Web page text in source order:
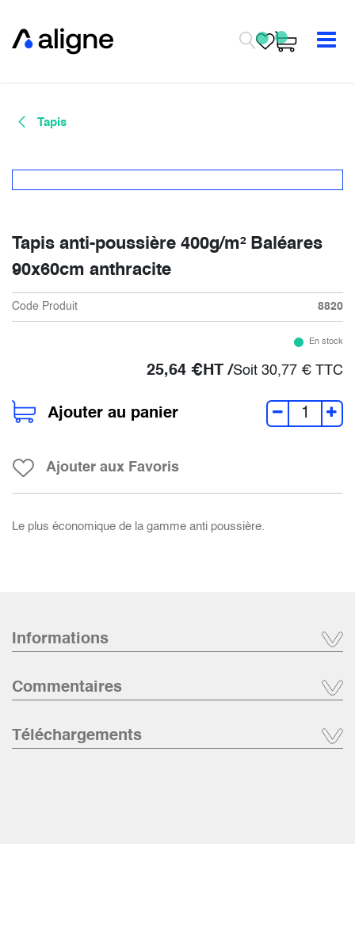
Tapis
Tapis anti-poussière 400g/m² Baléares
90x60cm anthracite
Code Produit 8820
En stock
25,64 €HT /Soit 30,77 € TTC
Ajouter au panier
Ajouter aux Favoris
Le plus économique de la gamme anti poussière.
Informations
Commentaires
Téléchargements